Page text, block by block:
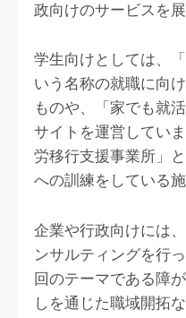
政向けのサービスを
学生向けとしては、
いう名称の就職に向
ものや、「家でも就
サイトを運営してい
労移行支援事業所」
への訓練をしている
企業や行政向けには
ンサルティングを行
回のテーマである障
しを通じた職域開拓